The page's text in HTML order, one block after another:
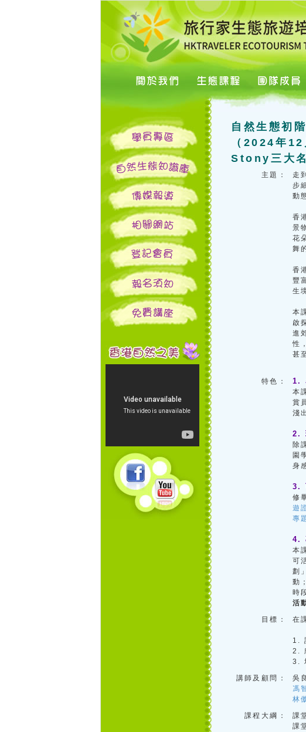
自然生態初
（2024年
Stony三大名
主題：
走
步
動
香
景
花
舞
香
豐
生
本
啟
進
性
甚
特色： 1.
本
賞
淺
2.
除
園
身
3.
修
遊
專
4.
本
可
劃
動
時
活
目標：
在
1.
2.
3.
講師及顧問：
吳
馮
林
課程大綱：
課
課